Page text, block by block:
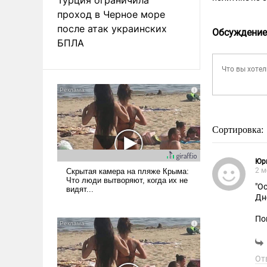
проход в Черное море
после атак украинских
БПЛА
Сортировка:
2